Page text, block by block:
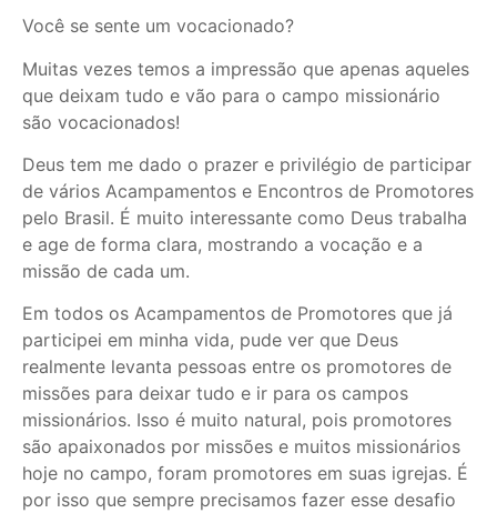
Você se sente um vocacionado?
Muitas vezes temos a impressão que apenas aqueles
que deixam tudo e vão para o campo missionário
são vocacionados!
Deus tem me dado o prazer e privilégio de participar
de vários Acampamentos e Encontros de Promotores
pelo Brasil. É muito interessante como Deus trabalha
e age de forma clara, mostrando a vocação e a
missão de cada um.
Em todos os Acampamentos de Promotores que já
participei em minha vida, pude ver que Deus
realmente levanta pessoas entre os promotores de
missões para deixar tudo e ir para os campos
missionários. Isso é muito natural, pois promotores
são apaixonados por missões e muitos missionários
hoje no campo, foram promotores em suas igrejas. É
por isso que sempre precisamos fazer esse desafio